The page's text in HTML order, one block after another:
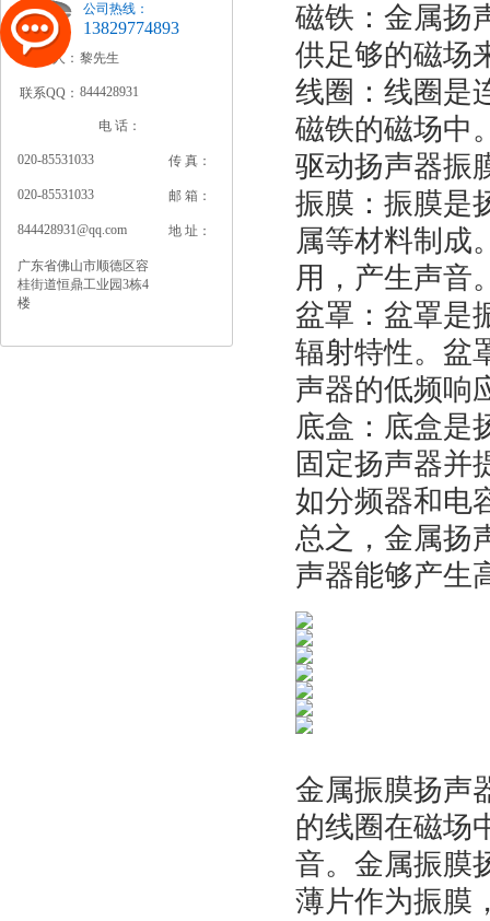
公司热线：
13829774893
联系人： 黎先生
联系QQ： 844428931
电 话：
020-85531033 传 真：
020-85531033 邮 箱：
844428931@qq.com 地 址：
广东省佛山市顺德区容
桂街道恒鼎工业园3栋4
楼
磁铁：金属扬
供足够的磁场
线圈：线圈是
磁铁的磁场中
驱动扬声器振
振膜：振膜是
属等材料制成
用，产生声音
盆罩：盆罩是
辐射特性。盆
声器的低频响
底盒：底盒是
固定扬声器并
如分频器和电
总之，金属扬
声器能够产生
金属振膜扬声
的线圈在磁场
音。金属振膜
薄片作为振膜